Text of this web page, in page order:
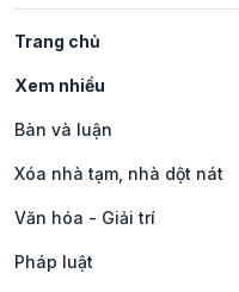
Trang chủ
Xem nhiều
Bàn và luận
Xóa nhà tạm, nhà dột nát
Văn hóa - Giải trí
Pháp luật